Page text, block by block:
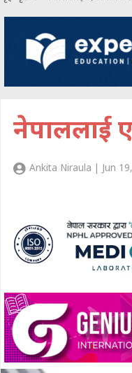
नेपाललाई
Ankita Niraula | Jun